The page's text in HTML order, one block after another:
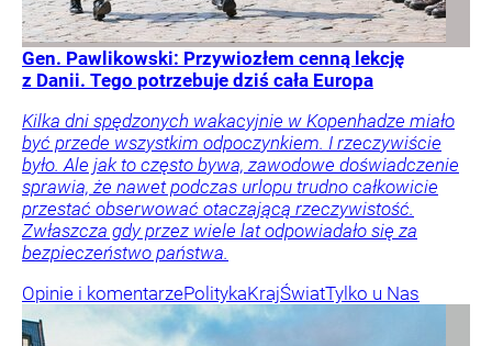
Gen. Pawlikowski: Przywiozłem cenną lekcję
z Danii. Tego potrzebuje dziś cała Europa
Kilka dni spędzonych wakacyjnie w Kopenhadze miało
być przede wszystkim odpoczynkiem. I rzeczywiście
było. Ale jak to często bywa, zawodowe doświadczenie
sprawia, że nawet podczas urlopu trudno całkowicie
przestać obserwować otaczającą rzeczywistość.
Zwłaszcza gdy przez wiele lat odpowiadało się za
bezpieczeństwo państwa.
Opinie i komentarzePolitykaKrajŚwiatTylko u Nas